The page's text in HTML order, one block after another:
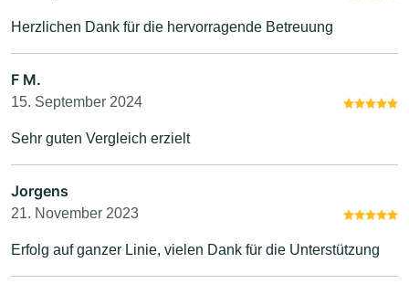
Herzlichen Dank für die hervorragende Betreuung
F M.
15. September 2024
Sehr guten Vergleich erzielt
Jorgens
21. November 2023
Erfolg auf ganzer Linie, vielen Dank für die Unterstützung